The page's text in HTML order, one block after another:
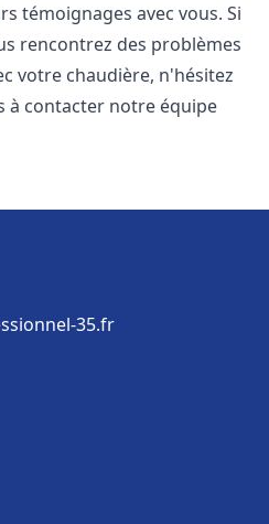
témoignages avec vous. Si
rencontrez des problèmes
votre chaudière, n'hésitez
à contacter notre équipe
35.fr